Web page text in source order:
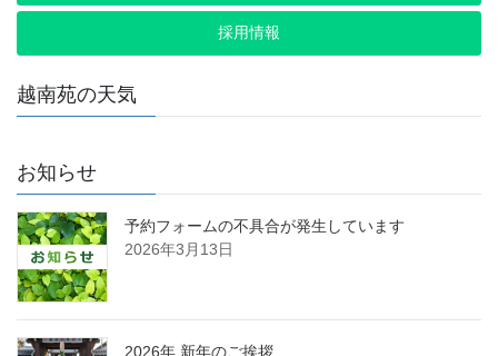
採用情報
越南苑の天気
お知らせ
予約フォームの不具合が発生しています
2026年3月13日
2026年 新年のご挨拶